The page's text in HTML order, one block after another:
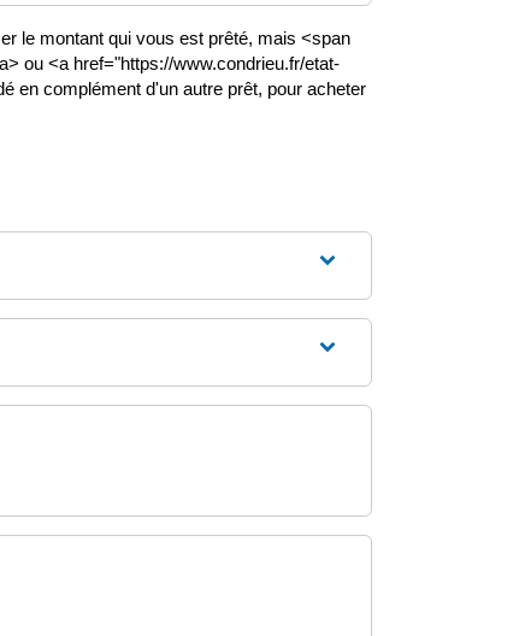
le montant qui vous est prêté, mais <span
ou <a href="https://www.condrieu.fr/etat-
en complément d'un autre prêt, pour acheter